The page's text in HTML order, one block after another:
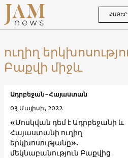
ուղիղ
Բաքվի միջև
«Մոսկվան դեմ է Ադրբեջանի և
Հայաստանի ուղիղ
երկխոսությանը».
մեկնաբանություն Բաքվից
Ադրբեջան-Հայաստան
03 Մայիսի, 2022